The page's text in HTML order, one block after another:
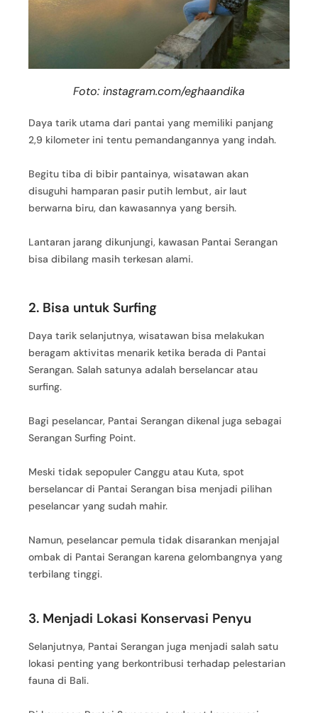
Foto: instagram.com/eghaandika
Daya tarik utama dari pantai yang memiliki panjang
2,9 kilometer ini tentu pemandangannya yang indah.
Begitu tiba di bibir pantainya, wisatawan akan
disuguhi hamparan pasir putih lembut, air laut
berwarna biru, dan kawasannya yang bersih.
Lantaran jarang dikunjungi, kawasan Pantai Serangan
bisa dibilang masih terkesan alami.
2. Bisa untuk Surfing
Daya tarik selanjutnya, wisatawan bisa melakukan
beragam aktivitas menarik ketika berada di Pantai
Serangan. Salah satunya adalah berselancar atau
surfing.
Bagi peselancar, Pantai Serangan dikenal juga sebagai
Serangan Surfing Point.
Meski tidak sepopuler Canggu atau Kuta, spot
berselancar di Pantai Serangan bisa menjadi pilihan
peselancar yang sudah mahir.
Namun, peselancar pemula tidak disarankan menjajal
ombak di Pantai Serangan karena gelombangnya yang
terbilang tinggi.
3. Menjadi Lokasi Konservasi Penyu
Selanjutnya, Pantai Serangan juga menjadi salah satu
lokasi penting yang berkontribusi terhadap pelestarian
fauna di Bali.